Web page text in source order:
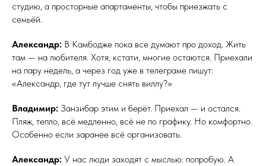
студию, а просторные апартаменты, чтобы приезжать с
семьёй.
Александр: В Камбодже пока все думают про доход. Жить
там — на любителя. Хотя, кстати, многие остаются. Приехали
на пару недель, а через год уже в телеграме пишут:
«Александр, где тут лучше снять виллу?»
Владимир: Занзибар этим и берёт. Приехал — и остался.
Пляж, тепло, всё медленно, всё не по графику. Но комфортно.
Особенно если заранее всё организовать.
Александр: У нас люди заходят с мыслью: попробую. А